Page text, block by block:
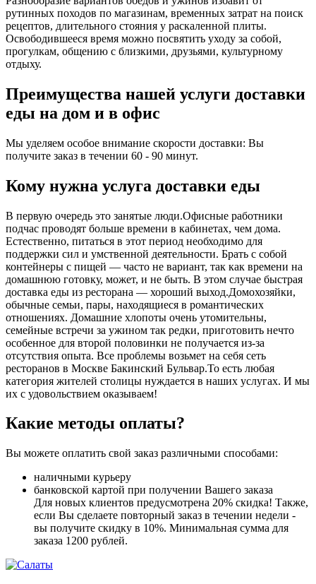
рутинных походов по магазинам, временных затрат на поиск
рецептов, длительного стояния у раскаленной плиты.
Освободившееся время можно посвятить уходу за собой,
прогулкам, общению с близкими, друзьями, культурному
отдыху.
Преимущества нашей услуги доставки
еды на дом и в офис
Мы уделяем особое внимание скорости доставки: Вы
получите заказ в течении 60 - 90 минут.
Кому нужна услуга доставки еды
В первую очередь это занятые люди.Офисные работники
подчас проводят больше времени в кабинетах, чем дома.
Естественно, питаться в этот период необходимо для
поддержки сил и умственной деятельности. Брать с собой
контейнеры с пищей ― часто не вариант, так как времени на
домашнюю готовку, может, и не быть. В этом случае быстрая
доставка еды из ресторана ― хороший выход.Домохозяйки,
обычные семьи, пары, находящиеся в романтических
отношениях. Домашние хлопоты очень утомительны,
семейные встречи за ужином так редки, приготовить нечто
особенное для второй половинки не получается из-за
отсутствия опыта. Все проблемы возьмет на себя сеть
ресторанов в Москве Бакинский Бульвар.То есть любая
категория жителей столицы нуждается в наших услугах. И мы
их с удовольствием оказываем!
Какие методы оплаты?
Вы можете оплатить свой заказ различными способами:
наличными курьеру
банковской картой при получении Вашего заказа
Для новых клиентов предусмотрена 20% скидка! Также,
если Вы сделаете повторный заказ в течении недели -
вы получите скидку в 10%. Минимальная сумма для
заказа 1200 рублей.